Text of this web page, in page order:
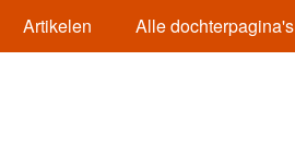
Artikelen Alle dochterpagina's